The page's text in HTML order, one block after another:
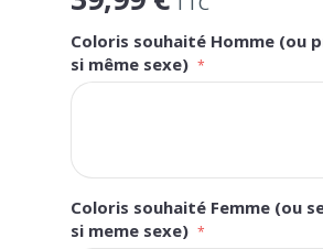
Coloris souhaité Homme (ou
si même sexe)
Coloris souhaité Femme (ou
si meme sexe)